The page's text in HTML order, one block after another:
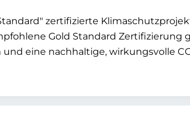
zertifizierte
Gold Standard Zertifizierung
eine nachhaltige, wirkungsvolle